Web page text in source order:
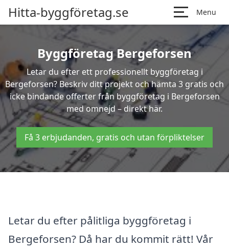
Hitta-byggföretag.se Menu
Byggföretag Bergeforsen
Letar du efter ett professionellt byggföretag i
Bergeforsen? Beskriv ditt projekt och hämta 3 gratis och
icke bindande offerter från byggföretag i Bergeforsen
med omnejd – direkt här.
Få 3 erbjudanden, gratis och utan förpliktelser
Letar du efter pålitliga byggföretag i
Bergeforsen? Då har du kommit rätt! Vår